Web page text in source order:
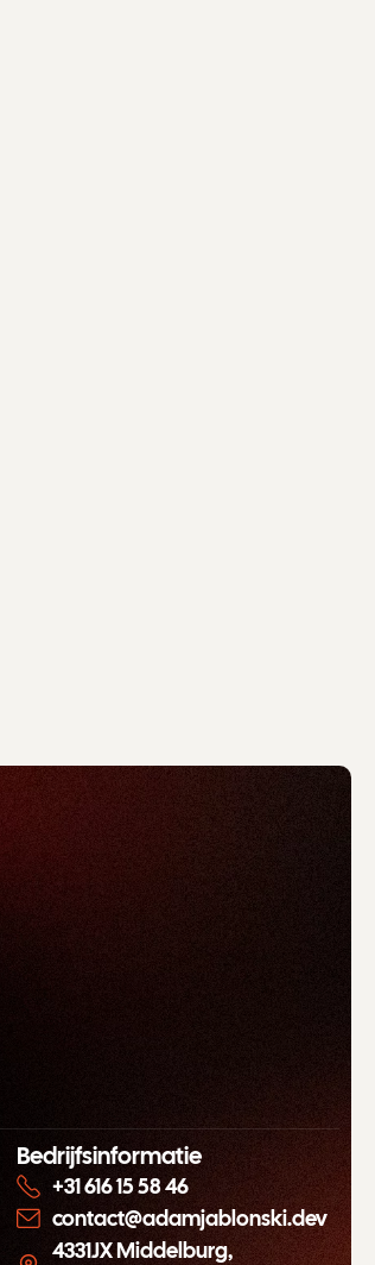
Bedrijfsinformatie
+31 616 15 58 46
contact@adamjablonski.dev
4331JX Middelburg,